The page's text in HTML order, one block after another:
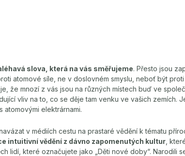
slova, která na vás směřujeme. Přesto jsou
atomové síle, ne v doslovném smyslu, neboť být
že mnozí z vás jsou na různých místech buď ve
vliv na to, co se děje tam venku ve vašich zemích.
atomovými elektrárnami.
v médiích cestu na prastaré vědění k tématu
intuitivní vědění z dávno zapomenutých kultur ,
lidí, které označujete jako „Děti nové doby“. Narodili